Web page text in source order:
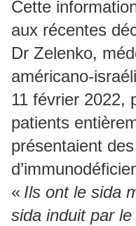
Cette
aux récentes
Dr Zelenko,
américano-
11 février 2022,
patients
présentaient
« Ils ont le sida
sida induit par